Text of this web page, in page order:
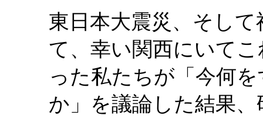
東日本大震災、そし
て、幸い関西にいて
った私たちが「今何
か」を議論した結果